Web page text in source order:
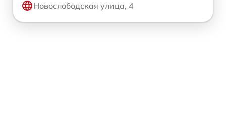
Новослободская улица, 4